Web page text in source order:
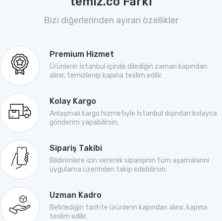
Bizi diğerlerinden ayıran özellikler
Premium Hizmet
Ürünlerin İstanbul içinde dilediğin zaman kapından
alınır, temizlenip kapına teslim edilir.
Kolay Kargo
Anlaşmalı kargo hizmetiyle İstanbul dışından kolayca
gönderim yapabilirsin.
Sipariş Takibi
Bildirimlere izin vererek siparişinin tüm aşamalarını
uygulama üzerinden takip edebilirsin.
Uzman Kadro
Belirlediğin tarihte ürünlerin kapından alınır, kapına
teslim edilir.